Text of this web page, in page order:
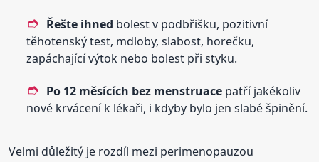
Řešte ihned bolest v podbřišku, pozitivní
těhotenský test, mdloby, slabost, horečku,
zapáchající výtok nebo bolest při styku.
Po 12 měsících bez menstruace patří jakékoliv
nové krvácení k lékaři, i kdyby bylo jen slabé špinění.
Velmi důležitý je rozdíl mezi perimenopauzou